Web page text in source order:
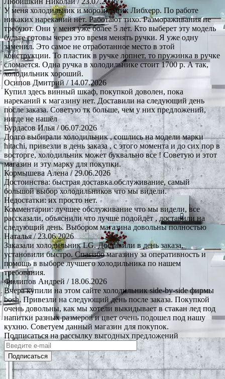
У меня холодильник и морозильник Либхерр. По работе
никаких нареканий нет. Работают тихо. Размораживания не
требуют. Они у меня уже более 5 лет. Кто выберет эту модель
будьте готовы через это время менять ручки. Я уже одну
заменил. Это самое не отработанное место в этой
конструкции. То пластик в ручке лопнет, то пружинка в ручке
сломается. Одна ручка в холодильнике стоит 1700 р. А так,
холодильник хороший.
Осипов Дмитрий / 14.07.2026
Купил здесь винный шкаф, покупкой доволен, пока
нареканий к магазину нет. Доставили на следующий день
после заказа. Советую тк больше, чем у них предложений,
нигде не нашёл
Бурдасов Илья/ 06.07.2026
Долго выбирали холодильник , сошлись на модели марки
hitachi, привезли в день заказа , с этого момента и до сих пор в
восторге, холодильник может буквально все ! Советую и этот
магазин и эту марку для покупки.
Кормышева Алена / 29.06.2026
Достоинства: быстрая доставка.обслуживание, самый
большой выбор холодильников что мы видели.
Недостатки: их просто нет.
Комментарии: лучшее обслуживание что мы видели, все
рассказали, объяснили что лучше подойдёт , доставили на
следующий день. Выбором магазина довольны полностью
Наталья/ 23.06.2026
Заказали холодильник LG. Доставили в день заказа,
установили быстро. Спасибо магазину за оперативность и
помощь в выборе лучшего холодильника по нашем
требования.
Филипов Андрей / 18.06.2026
Вчера купили на этом сайте холодильник side-by-side фирмы
bosh. Привезли на следующий день после заказа. Покупкой
очень довольны, как мы хотели выкидывает в стакан лед под
напитки разных размеров и цвет очень подошел под нашу
кухню. Советуем данный магазин для покупок.
Подписаться на рассылку выгодных предложений
Подписаться